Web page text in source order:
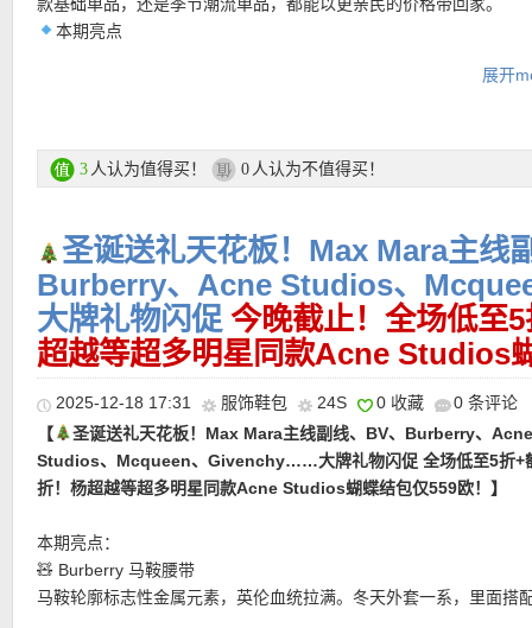
【CELINE Medium Tilly 拉菲草拼小牛皮手袋 限时7折仅1260欧！
刚刚好。金色细节轻轻一点就很提气，肩背优雅又不费力，既有度
也能把日常造型衬得更轻盈更贵气。
【Carel 黑色玛丽珍#Alice 全场6折优惠仅204欧！】说到玛丽珍鞋
时尚、自由、有趣。Alice系列6cm的跟高，两跟鞋带，相较于Kina
购买直达链接在此
本期亮点
MAX MARA 泰迪熊大衣：蓬松的泰迪材质带来极致舒适感，而
全场7折活动区直达链接在此
• 活动区全场7折优惠码： FIRST30限时有效！
• 满200欧全球免邮，不满200欧到德国邮费8欧。
• 30天内可退换。
Discover (only for USD currency), Paypal 和 支付宝。
———-7折单品推荐 ———–
【CELINE 黑色凯旋门链条斜挎包 限时7折优惠！】为致敬品牌创
CELINE VIPIANA，该系列被命名为TRIOMPHE，采用与一款独特
相同的标志性面料。精准考究的结构、标志性锁扣以及上乘的皮革
展开
3 人认为值得买！ 0 人认为不值得买！
圣诞送礼天花板！Max Mara主线
Burberry、Acne Studios、
大牌礼物闪促 今晚截止！全场低至
超越等超多明星同款Acne Studios
2025-12-18 17:31 服饰鞋包 24S 0 收藏
0 条评论
【
圣诞送礼天花板！Max Mara主线副线、BV、Burberry、Acne
Studios、Mcqueen、Givenchy……大牌礼物闪促 全场低至5折+
折！杨超越等超多明星同款Acne Studios蝴蝶结包仅559欧！】
本期亮点：
🧸 Burberry 马鞍腰带
马鞍轮廓标志性金属元素，英伦血统拉满。冬天外套一系，里面搭